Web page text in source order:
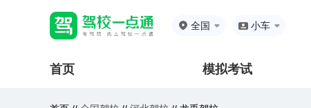
全国 小车
首页 模拟考试